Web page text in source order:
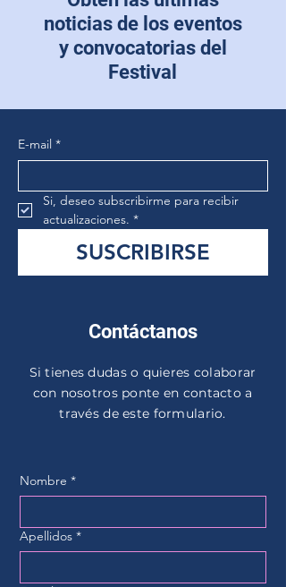
noticias de los eventos
y convocatorias del
Festival
E-mail *
Si, deseo subscribirme para recibir
actualizaciones. *
SUSCRIBIRSE
Contáctanos
Si tienes dudas o quieres colaborar
con nosotros ponte en contacto a
través de este formulario.
Nombre *
Apellidos *